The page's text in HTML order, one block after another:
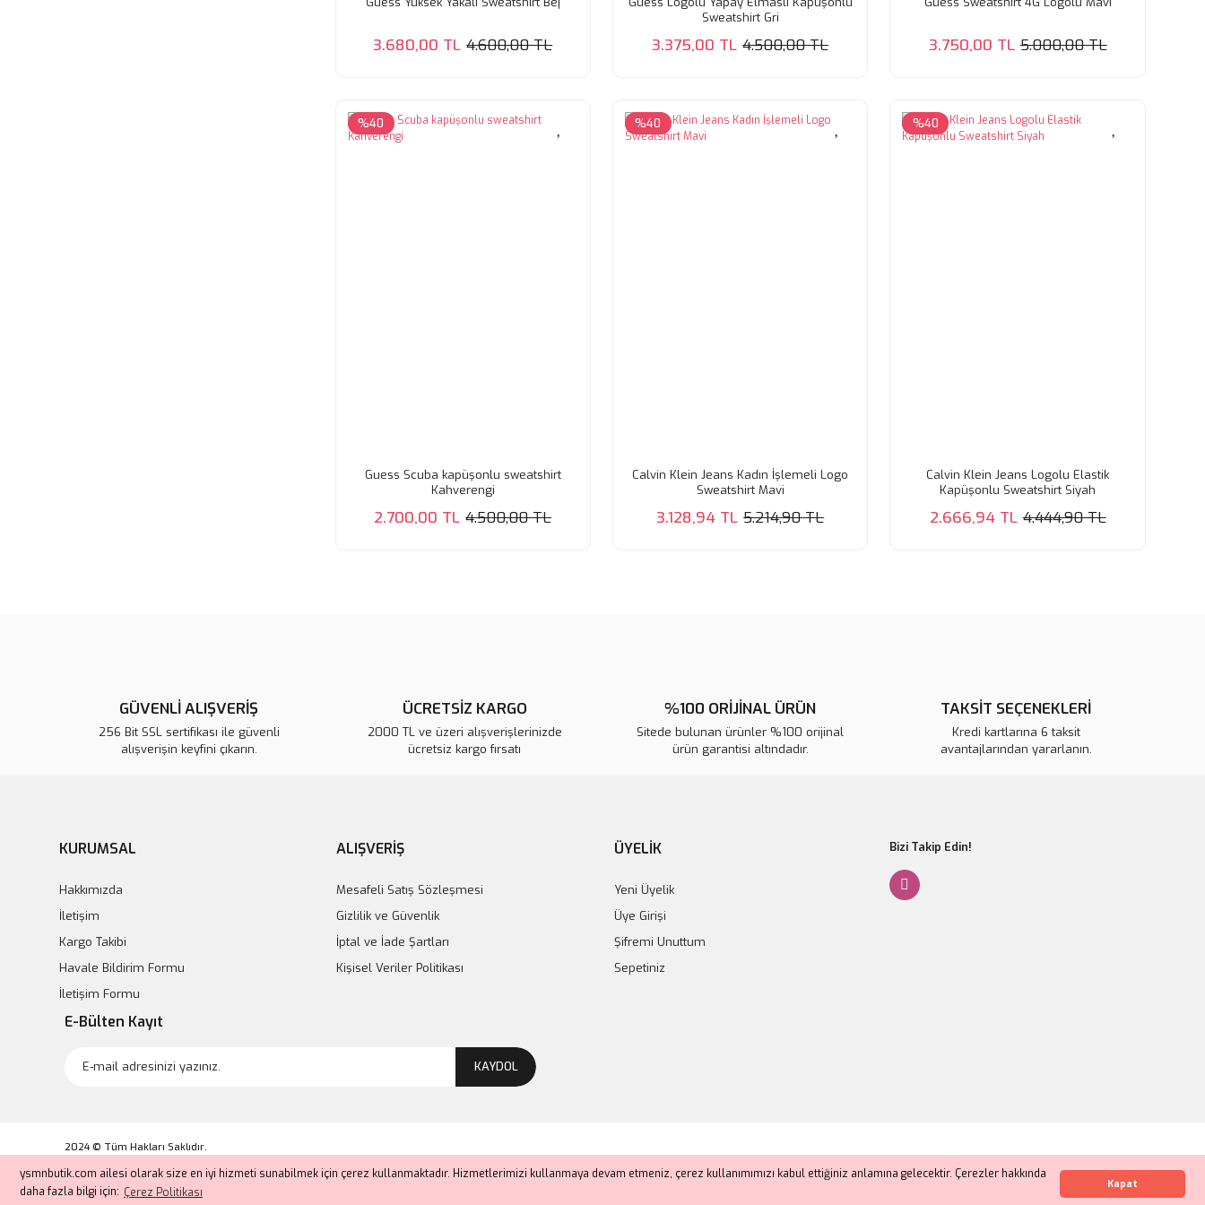
ysmnbutik.com ailesi olarak size en iyi hizmeti sunabilmek için çerez kullanmaktadır. Hizmetlerimizi kullanmaya devam etmeniz, çerez kullanımımızı kabul ettiğiniz anlamına gelecektir. Çerezler hakkında
daha fazla bilgi için: Çerez Politikası
Kapat
Whatsapp İletişim
3.680,00 TL 4.600,00 TL
Sweatshirt Gri
3.375,00 TL 4.500,00 TL 3.750,00 TL 5.000,00 TL
%40
Guess Scuba kapüşonlu sweatshirt
Kahverengi
2.700,00 TL 4.500,00 TL
%40
Calvin Klein Jeans Kadın İşlemeli Logo
Sweatshirt Mavi
3.128,94 TL 5.214,90 TL
%40
Calvin Klein Jeans Logolu Elastik
Kapüşonlu Sweatshirt Siyah
2.666,94 TL 4.444,90 TL
GÜVENLİ ALIŞVERİŞ
256 Bit SSL sertifikası ile güvenli
alışverişin keyfini çıkarın.
ÜCRETSİZ KARGO
2000 TL ve üzeri alışverişlerinizde
ücretsiz kargo fırsatı
%100 ORİJİNAL ÜRÜN
Sitede bulunan ürünler %100 orijinal
ürün garantisi altındadır.
TAKSİT SEÇENEKLERİ
Kredi kartlarına 6 taksit
avantajlarından yararlanın.
KURUMSAL
Hakkımızda
İletişim
Kargo Takibi
Havale Bildirim Formu
İletişim Formu
ALIŞVERİŞ
Mesafeli Satış Sözleşmesi
Gizlilik ve Güvenlik
İptal ve İade Şartları
Kişisel Veriler Politikası
ÜYELİK
Yeni Üyelik
Üye Girişi
Şifremi Unuttum
Sepetiniz
Bizi Takip Edin!
E-Bülten Kayıt
KAYDOL
2024 © Tüm Hakları Saklıdır.